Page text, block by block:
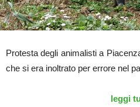
Protesta degli animalisti a
che si era inoltrato per errore nel
leggi